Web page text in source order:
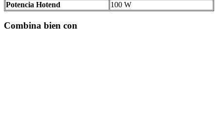
Potencia Hotend
100 W
Combina bien con